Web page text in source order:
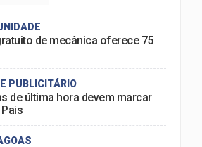
de mecânica oferece 75
PUBLICITÁRIO
de última hora devem marcar